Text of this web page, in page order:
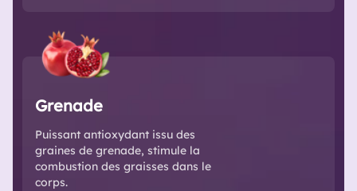
Grenade
Puissant antioxydant issu des
graines de grenade, stimule la
combustion des graisses dans le
corps.